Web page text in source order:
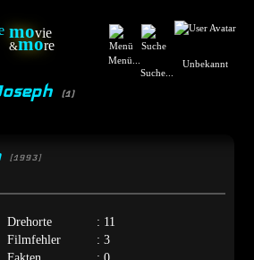
movie
&more
Menü...
Suche...
Unbekannt
(1)
[1993]
Drehorte
: 11
Filmfehler
: 3
Fakten
: 0